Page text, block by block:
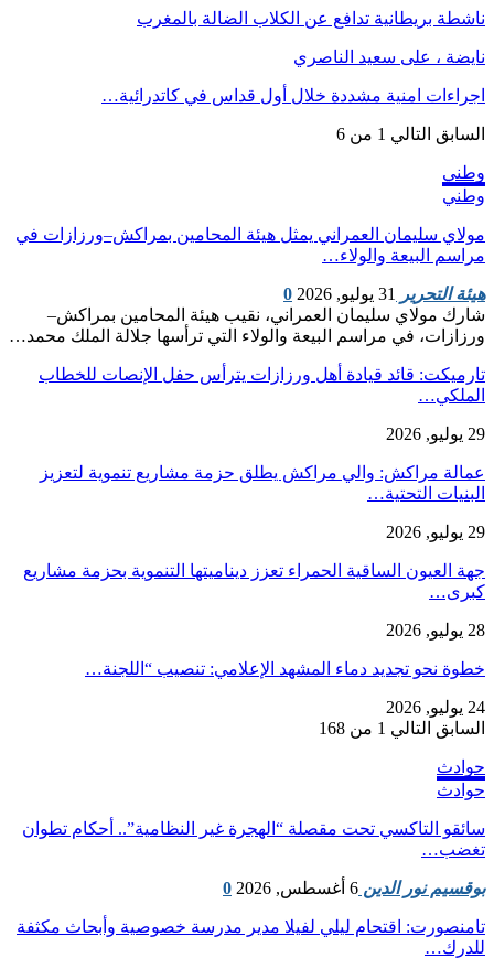
ناشطة بريطانية تدافع عن الكلاب الضالة بالمغرب
نايضة ، على سعيد الناصري
اجراءات امنية مشددة خلال أول قداس في كاتدرائية…
السابق التالي 1 من 6
وطني
وطني
مولاي سليمان العمراني يمثل هيئة المحامين بمراكش–ورزازات في
مراسم البيعة والولاء…
هيئة التحرير 31 يوليو, 2026
0
شارك مولاي سليمان العمراني، نقيب هيئة المحامين بمراكش–
ورزازات، في مراسم البيعة والولاء التي ترأسها جلالة الملك محمد…
تارميكت: قائد قيادة أهل ورزازات يترأس حفل الإنصات للخطاب
الملكي…
29 يوليو, 2026
عمالة مراكش: والي مراكش يطلق حزمة مشاريع تنموية لتعزيز
البنيات التحتية…
29 يوليو, 2026
جهة العيون الساقية الحمراء تعزز ديناميتها التنموية بحزمة مشاريع
كبرى…
28 يوليو, 2026
​خطوة نحو تجديد دماء المشهد الإعلامي: تنصيب “اللجنة…
24 يوليو, 2026
السابق التالي 1 من 168
حوادث
حوادث
سائقو التاكسي تحت مقصلة “الهجرة غير النظامية”.. أحكام تطوان
تغضب…
بوقسيم نور الدين 6 أغسطس, 2026 0
تامنصورت: اقتحام ليلي لفيلا مدير مدرسة خصوصية وأبحاث مكثفة
للدرك…